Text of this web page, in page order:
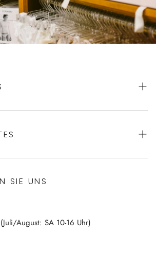
SIE UNS
August: SA 10-16 Uhr)